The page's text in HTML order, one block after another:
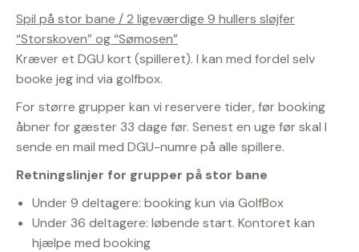
Spil på stor bane / 2 ligeværdige 9 hullers sløjfer
“Storskoven” og “Sømosen”
Kræver et DGU kort (spilleret). I kan med fordel selv
booke jeg ind via golfbox.
For større grupper kan vi reservere tider, før booking
åbner for gæster 33 dage før. Senest en uge før skal I
sende en mail med DGU-numre på alle spillere.
Retningslinjer for grupper på stor bane
Under 9 deltagere: booking kun via GolfBox
Under 36 deltagere: løbende start. Kontoret kan
hjælpe med booking